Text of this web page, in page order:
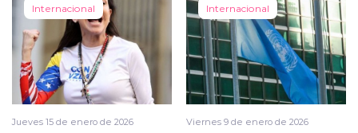
Internacional
Jueves 15 de enero de 2026
Internacional
Viernes 9 de enero de 2026